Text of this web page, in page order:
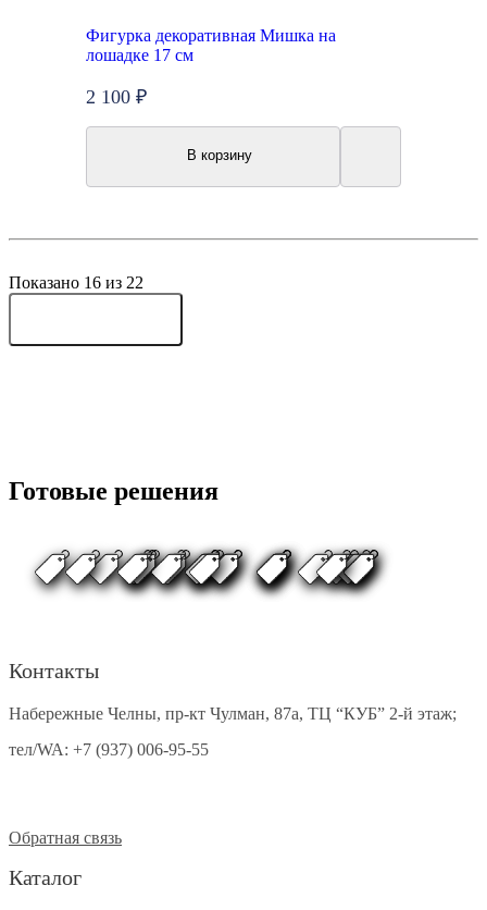
Фигурка декоративная Мишка на
лошадке 17 см
2 100 ₽
В корзину
Показано 16 из 22
Готовые решения
Контакты
Набережные Челны, пр-кт Чулман, 87а, ТЦ “КУБ” 2-й этаж;
тел/WA: +7 (937) 006-95-55
Обратная связь
Каталог